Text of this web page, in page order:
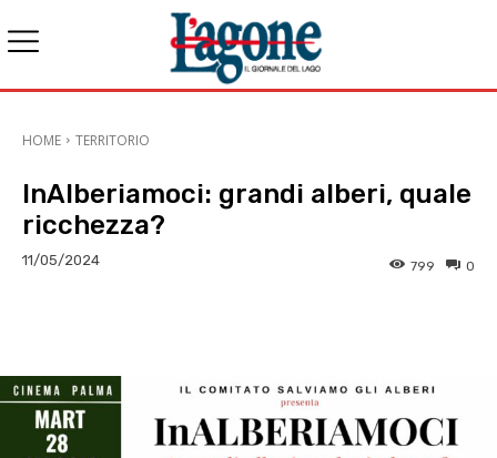
HOME TERRITORIO
InAlberiamoci: grandi alberi, quale
ricchezza?
11/05/2024 0
799